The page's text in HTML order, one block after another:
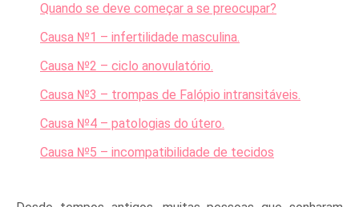
Quando se deve começar a se preocupar?
Causa №1 – infertilidade masculina.
Causa №2 – ciclo anovulatório.
Causa №3 – trompas de Falópio intransitáveis.
Causa №4 – patologias do útero.
Causa №5 – incompatibilidade de tecidos